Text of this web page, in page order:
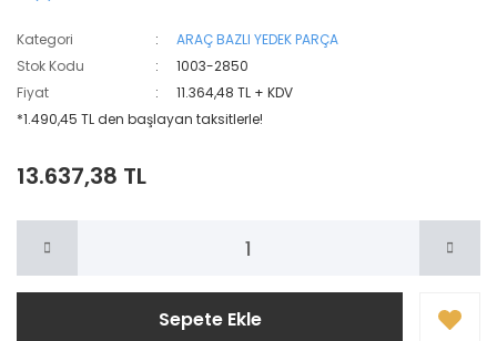
Kategori
ARAÇ BAZLI YEDEK PARÇA
Stok Kodu
1003-2850
Fiyat
11.364,48 TL + KDV
*1.490,45 TL den başlayan taksitlerle!
13.637,38 TL
Sepete Ekle